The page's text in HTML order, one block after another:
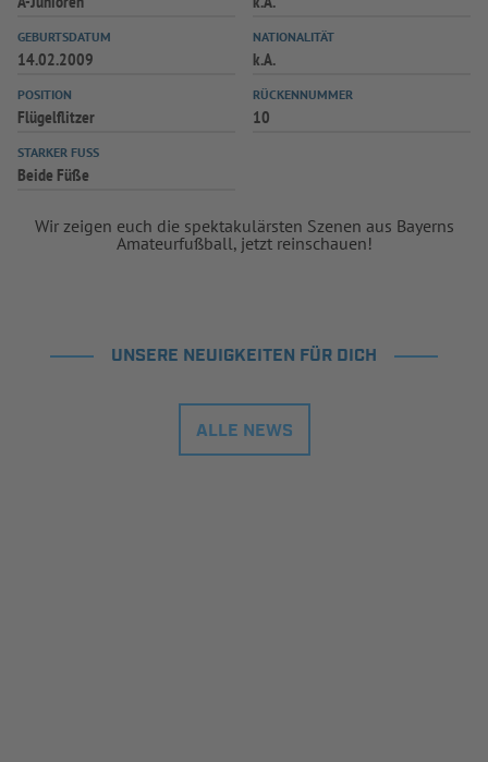
GEBURTSDATUM
14.02.2009
NATIONALITÄT
k.A.
POSITION
Flügelflitzer
RÜCKENNUMMER
10
STARKER FUSS
Beide Füße
Wir zeigen euch die spektakulärsten Szenen aus Bayerns
Amateurfußball, jetzt reinschauen!
UNSERE NEUIGKEITEN FÜR DICH
ALLE NEWS